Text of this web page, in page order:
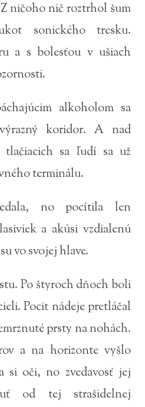
ničoho nič roztrhol šum
sonického tresku.
a s bolesťou v ušiach
alkoholom sa
koridor. A nad
tlačiacich sa ľudí sa už
terminálu.
no pocítila len
a akúsi vzdialenú
vo svojej hlave.
Po štyroch dňoch boli
Pocit nádeje pretláčal
prsty na nohách.
a na horizonte vyšlo
si oči, no zvedavosť jej
od tej strašidelnej